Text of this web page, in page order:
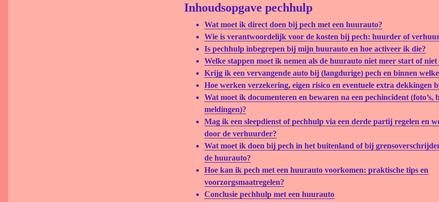
Inhoudsopgave pechhulp
Wat moet ik direct doen bij pech met een huurauto?
Wie is verantwoordelijk voor de kosten bij pech: huurder of
Is pechhulp inbegrepen bij mijn huurauto en hoe activeer ik die?
Welke stappen moet ik nemen als de huurauto niet meer start of
Krijg ik een vervangende auto bij (langdurige) pech en binnen
Hoe werken verzekering, eigen risico en eventuele extra dekkingen
Wat moet ik documenteren en bewaren na een pechincident (foto’s,
meldingen)?
Mag ik een sleepdienst of pechhulp via een derde partij regelen en
door de verhuurder?
Wat moet ik doen bij pech in het buitenland of bij
de huurauto?
Hoe kan ik pech met een huurauto voorkomen: praktische tips en
voorzorgsmaatregelen?
Conclusie pechhulp met een huurauto